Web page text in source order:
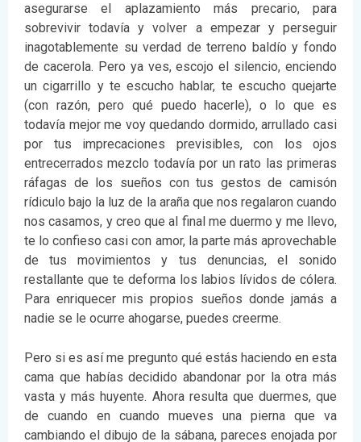
asegurarse el aplazamiento más precario, para
sobrevivir todavía y volver a empezar y perseguir
inagotablemente su verdad de terreno baldío y fondo
de cacerola. Pero ya ves, escojo el silencio, enciendo
un cigarrillo y te escucho hablar, te escucho quejarte
(con razón, pero qué puedo hacerle), o lo que es
todavía mejor me voy quedando dormido, arrullado casi
por tus imprecaciones previsibles, con los ojos
entrecerrados mezclo todavía por un rato las primeras
ráfagas de los sueños con tus gestos de camisón
rídiculo bajo la luz de la araña que nos regalaron cuando
nos casamos, y creo que al final me duermo y me llevo,
te lo confieso casi con amor, la parte más aprovechable
de tus movimientos y tus denuncias, el sonido
restallante que te deforma los labios lívidos de cólera.
Para enriquecer mis propios sueños donde jamás a
nadie se le ocurre ahogarse, puedes creerme.
Pero si es así me pregunto qué estás haciendo en esta
cama que habías decidido abandonar por la otra más
vasta y más huyente. Ahora resulta que duermes, que
de cuando en cuando mueves una pierna que va
cambiando el dibujo de la sábana, pareces enojada por